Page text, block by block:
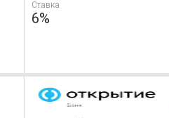
Ставка
6%